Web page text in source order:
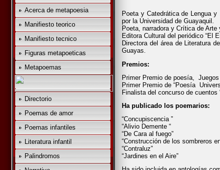
Acerca de metapoesia
Manifiesto teorico
Manifiesto tecnico
Figuras metapoeticas
Metapoemas
Directorio
Poemas de amor
Poemas infantiles
Literatura infantil
Palindromos
Poeta y Catedrática de Lengua y
por la Universidad de Guayaquil.
Poeta, narradora y Crítica de Arte
Editora Cultural del periódico “El
Directora del área de Literatura
Guayas.
Premios:
Primer Premio de poesía,
Primer Premio de “Poesía
Finalista del concurso de cuentos
Ha publicado los poemarios:
“Concupiscencia ”
“Alivio Demente “
“De Cara al fuego”
“Construcción de los sombreros
“Contraluz”
“Jardines en el Aire”